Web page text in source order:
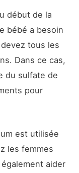
début de la
bébé a besoin
tous les
Dans ce cas,
du sulfate de
pour
est utilisée
les femmes
aider